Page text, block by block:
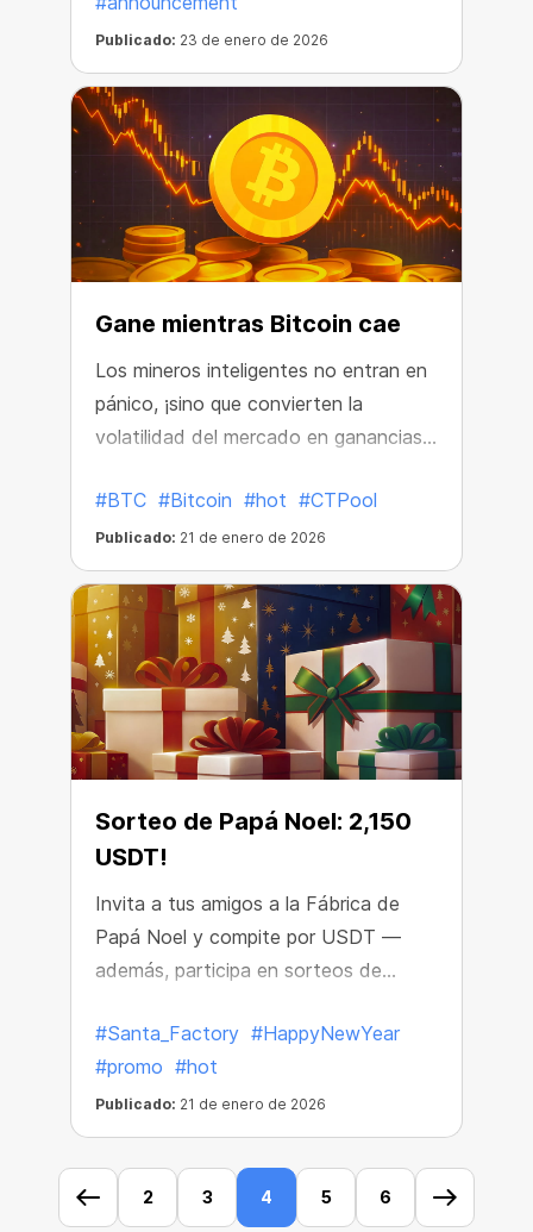
Publicado: 23 de enero de 2026
Gane mientras Bitcoin cae
Los mineros inteligentes no entran en
pánico, ¡sino que convierten la
volatilidad del mercado en ganancias!
proteger tus ganancias y hacerlas
crecer, independientemente de lo que
ocurra en el mercado.
#BTC #Bitcoin #hot #CTPool
Publicado: 21 de enero de 2026
Sorteo de Papá Noel: 2,150
USDT!
Invita a tus amigos a la Fábrica de
Papá Noel y compite por USDT —
además, participa en sorteos de
#Santa_Factory #HappyNewYear
#promo #hot
Publicado: 21 de enero de 2026
2 3 4 5 6